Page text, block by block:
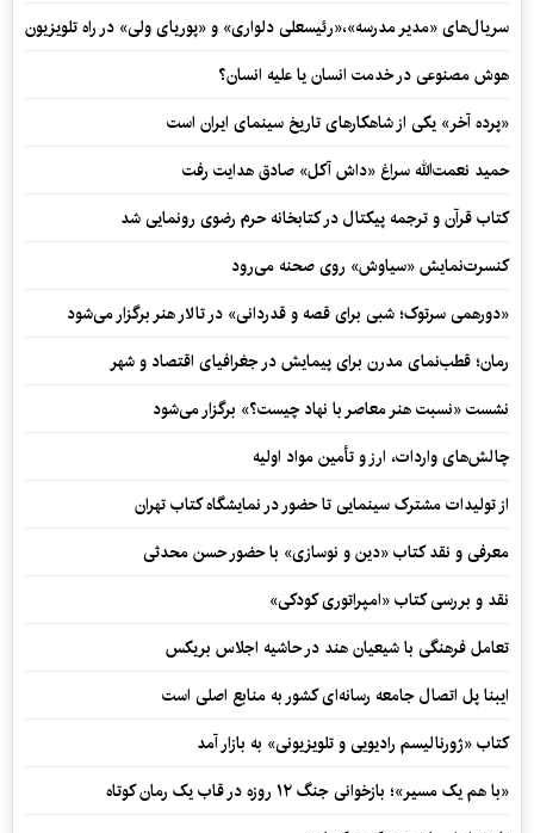
سریال‌های «مدیر مدرسه»،«رئیسعلی دلواری» و «پوریای ولی» در راه تلویزیون
هوش مصنوعی در خدمت انسان یا علیه انسان؟
«پرده آخر» یکی از شاهکارهای تاریخ سینمای ایران است
حمید نعمت‌‏الله سراغ «داش آکل» صادق هدایت رفت
کتاب قرآن و ترجمه پیکتال در کتابخانه حرم رضوی رونمایی شد
کنسرت‌نمایش «سیاوش» روی صحنه می‌رود
«دورهمی سرتوک؛ شبی برای قصه و قدردانی» در تالار هنر برگزار می‌شود
رمان؛ قطب‌نمای مدرن برای پیمایش در جغرافیای اقتصاد و شهر
نشست «نسبت هنر معاصر با نهاد چیست؟» برگزار می‌شود
چالش‌های واردات، ارز و تأمین مواد اولیه
از تولیدات مشترک سینمایی تا حضور در نمایشگاه کتاب تهران
معرفی و نقد کتاب «دین و نوسازی» با حضور حسن محدثی
نقد و بررسی کتاب «امپراتوری کودکی»
تعامل فرهنگی با شیعیان هند در حاشیه اجلاس بریکس
ایبنا پل اتصال جامعه رسانه‌ای کشور به منابع اصلی است
کتاب «ژورنالیسم رادیویی و تلویزیونی» به بازار آمد
«با هم یک مسیر»؛ بازخوانی جنگ ۱۲ روزه در قاب یک رمان کوتاه